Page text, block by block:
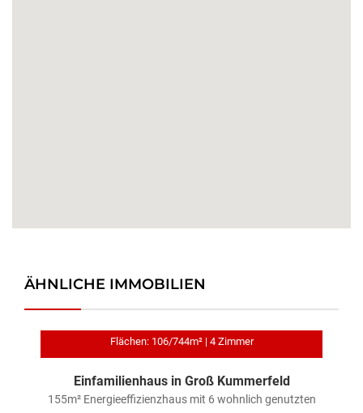
ÄHNLICHE IMMOBILIEN
Flächen: 106/744m² | 4 Zimmer
Einfamilienhaus in Groß Kummerfeld
155m² Energieeffizienzhaus mit 6 wohnlich genutzten